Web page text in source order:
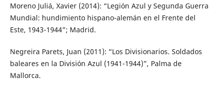
Moreno Juliá, Xavier (2014): “Legión Azul y Segunda Guerra
Mundial: hundimiento hispano-alemán en el Frente del
Este, 1943-1944”; Madrid.
Negreira Parets, Juan (2011): “Los Divisionarios. Soldados
baleares en la División Azul (1941-1944)”, Palma de
Mallorca.